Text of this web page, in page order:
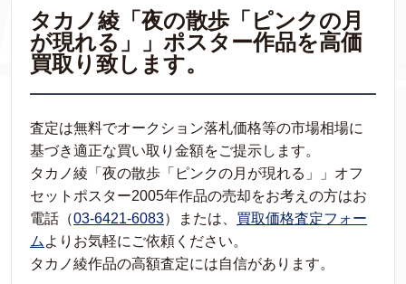
タカノ綾「夜の散歩「ピンクの月
が現れる」」ポスター作品を高価
買取り致します。
査定は無料でオークション落札価格等の市場相場に
基づき適正な買い取り金額をご提示します。
タカノ綾「夜の散歩「ピンクの月が現れる」」オフ
セットポスター2005年作品の売却をお考えの方はお
電話（03-6421-6083）または、 買取価格査定フォー
ム よりお気軽にご依頼ください。
タカノ綾作品の高額査定には自信があります。